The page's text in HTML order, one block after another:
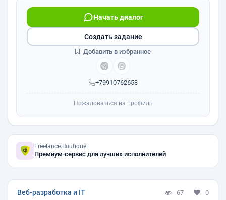
+79910762653
Начать диалог
Создать задание
Добавить в избранное
Пожаловаться на профиль
Freelance.Boutique
Премиум-сервис для лучших исполнителей
Веб-разработка и IT 67 0